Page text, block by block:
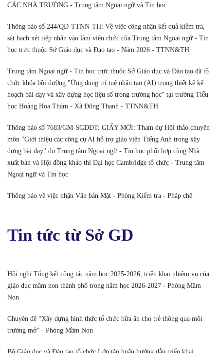
CÁC NHÀ TRƯỜNG - Trung tâm Ngoại ngữ và Tin học
Thông báo số 244/QĐ-TTNN-TH: Về việc công nhận kết quả kiểm tra,
sát hạch xét tiếp nhận vào làm viên chức của Trung tâm Ngoại ngữ - Tin
học trực thuộc Sở Giáo dục và Đạo tạo - Năm 2026 - TTNN&TH
Trung tâm Ngoại ngữ - Tin học trực thuộc Sở Giáo dục và Đào tạo đã tổ
chức khóa bồi dưỡng "Ứng dụng trí tuệ nhân tạo (AI) trong thiết kế kế
hoạch bài dạy và xây dựng học liệu số trong trường học" tại trường Tiểu
học Hoàng Hoa Thám - Xã Đông Thạnh - TTNN&TH
Thông báo số 7683/GM-SGDĐT: GIẤY MỜI: Tham dự Hội thảo chuyên
môn "Giới thiệu các công cụ AI hỗ trợ giáo viên Tiếng Anh trong xây
dựng bài dạy" do Trung tâm Ngoại ngữ - Tin học phối hợp cùng Nhà
xuất bản và Hội đồng khảo thí Đại học Cambridge tổ chức - Trung tâm
Ngoại ngữ và Tin học
Thông báo về việc nhận Văn bản Mật - Phòng Kiểm tra - Pháp chế
Tin tức từ Sở GD
Hội nghị Tổng kết công tác năm học 2025-2026, triển khai nhiệm vụ của
giáo dục mầm non thành phố trong năm học 2026-2027 - Phòng Mầm
Non
Chuyên đề “Xây dựng hình thức tổ chức bữa ăn cho trẻ thông qua môi
trường mở” - Phòng Mầm Non